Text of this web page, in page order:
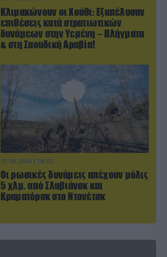
Κλιμακώνουν οι Χούθι: Eξαπέλυσαν
επιθέσεις κατά στρατιωτικών
δυνάμεων στην Υεμένη – Πλήγματα
& στη Σαουδική Αραβία!
07.08.2026 | 08:02
Οι ρωσικές δυνάμεις απέχουν μόλις
5 χλμ. από Σλαβιάνσκ και
Κραματόρσκ στο Ντονέτσκ